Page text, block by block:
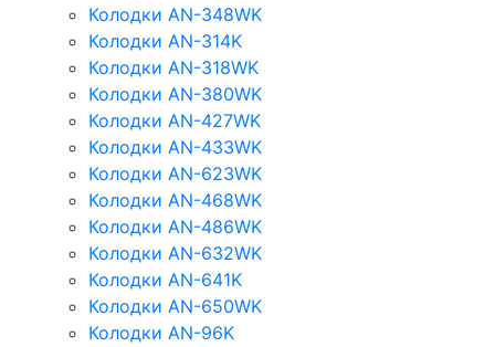
Колодки AN-348WK
Колодки AN-314K
Колодки AN-318WK
Колодки AN-380WK
Колодки AN-427WK
Колодки AN-433WK
Колодки AN-623WK
Колодки AN-468WK
Колодки AN-486WK
Колодки AN-632WK
Колодки AN-641K
Колодки AN-650WK
Колодки AN-96K